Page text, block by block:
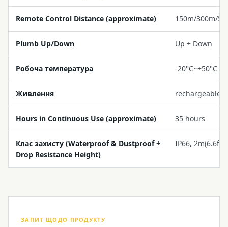
Remote Control Distance (approximate) 150m/300m/
Plumb Up/Down Up + Down
Робоча температура -20°C~+50°C (-
Живлення rechargeable
Hours in Continuous Use (approximate) 35 hours
Клас захисту (Waterproof & Dustproof +
Drop Resistance Height)
IP66, 2m(6.6ft)
ЗАПИТ ЩОДО ПРОДУКТУ